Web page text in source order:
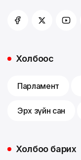
Холбоос
Парламент
Эрх зүйн сан
Холбоо барих